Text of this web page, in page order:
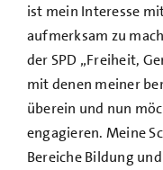
ist mein Interesse
aufmerksam zu
der SPD „Freiheit,
mit denen meiner
überein und nun
engagieren. Meine
Bereiche Bildung